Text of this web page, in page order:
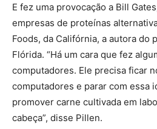
E fez uma provocação a Bill
empresas de proteínas
Foods, da Califórnia, a autora do
Flórida. “Há um cara que fez
computadores. Ele precisa ficar
computadores e parar com essa
promover carne cultivada em
cabeça”, disse Pillen.